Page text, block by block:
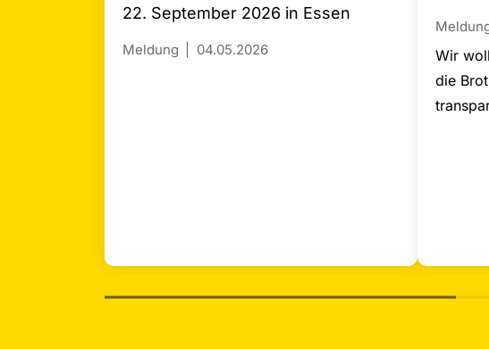
22. September 2026 in Essen
Meldung 04.05.2026
Wir
die